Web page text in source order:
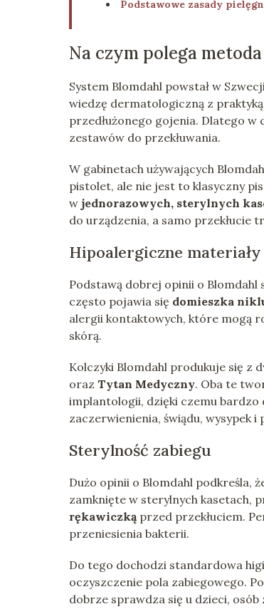
Podstawowe zasady
Na czym polega
System Blomdahl powstał w
wiedzę dermatologiczną z
przedłużonego gojenia. Dlatego
zestawów do przekłuwania.
W gabinetach używających
pistolet, ale nie jest to klasyczny
w jednorazowych, sterylnych
do urządzenia, a samo przekłucie
Hipoalergiczne materiały
Podstawą dobrej opinii o Blomdahl
często pojawia się domieszka
alergii kontaktowych, które mogą
skórą.
Kolczyki Blomdahl produkuje się z
oraz Tytan Medyczny. Oba te
implantologii, dzięki czemu
zaczerwienienia, świądu, wysypek i
Sterylność zabiegu
Dużo opinii o Blomdahl podkreśla,
zamknięte w sterylnych kasetach,
rękawiczkąprzed przekłuciem.
przeniesienia bakterii.
Do tego dochodzi standardowa
oczyszczenie pola zabiegowego.
dobrze sprawdza się u dzieci,